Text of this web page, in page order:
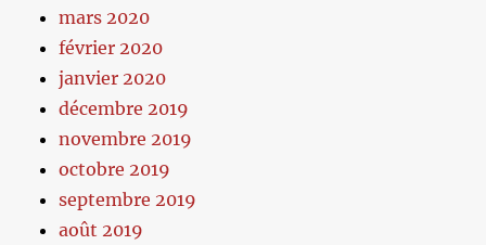
mars 2020
février 2020
janvier 2020
décembre 2019
novembre 2019
octobre 2019
septembre 2019
août 2019